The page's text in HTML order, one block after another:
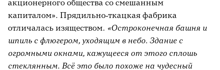
акционерного общества со смешанным
капиталом». Прядильно‑ткацкая фабрика
отличалась изяществом. «Остроконечная башня и
шпиль с флюгером, уходящим в небо. Здание с
огромными окнами, кажущееся от этого сплошь
стеклянным. Всё это было похоже на чудесный